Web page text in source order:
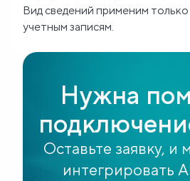
Вид сведений применим
учетным записям.
Нужна
Оставьте заявку,
интегрировать